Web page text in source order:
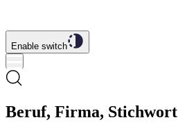
Enable switch
Beruf, Firma, Stichwort